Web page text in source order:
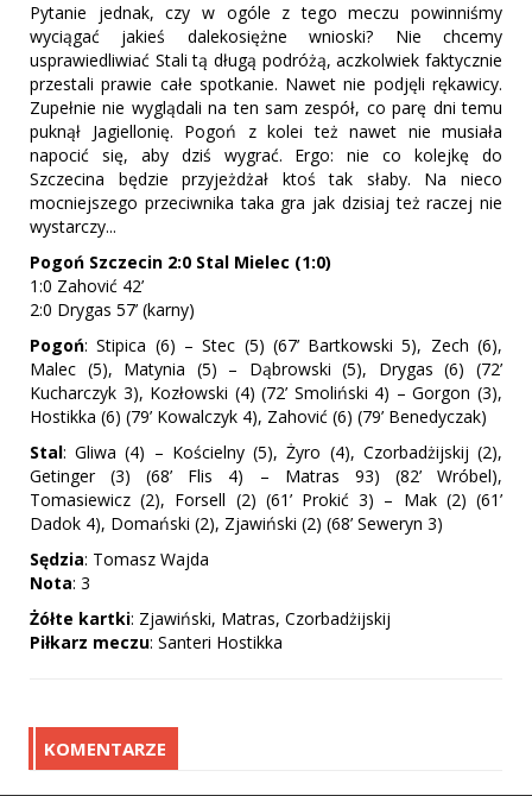
Pytanie jednak, czy w ogóle z tego meczu powinniśmy
wyciągać jakieś dalekosiężne wnioski? Nie chcemy
usprawiedliwiać Stali tą długą podróżą, aczkolwiek faktycznie
przestali prawie całe spotkanie. Nawet nie podjęli rękawicy.
Zupełnie nie wyglądali na ten sam zespół, co parę dni temu
puknął Jagiellonię. Pogoń z kolei też nawet nie musiała
napocić się, aby dziś wygrać. Ergo: nie co kolejkę do
Szczecina będzie przyjeżdżał ktoś tak słaby. Na nieco
mocniejszego przeciwnika taka gra jak dzisiaj też raczej nie
wystarczy...
Pogoń Szczecin 2:0 Stal Mielec (1:0)
1:0 Zahović 42’
2:0 Drygas 57’ (karny)
Pogoń: Stipica (6) – Stec (5) (67’ Bartkowski 5), Zech (6),
Malec (5), Matynia (5) – Dąbrowski (5), Drygas (6) (72’
Kucharczyk 3), Kozłowski (4) (72’ Smoliński 4) – Gorgon (3),
Hostikka (6) (79’ Kowalczyk 4), Zahović (6) (79’ Benedyczak)
Stal: Gliwa (4) – Kościelny (5), Żyro (4), Czorbadżijskij (2),
Getinger (3) (68’ Flis 4) – Matras 93) (82’ Wróbel),
Tomasiewicz (2), Forsell (2) (61’ Prokić 3) – Mak (2) (61’
Dadok 4), Domański (2), Zjawiński (2) (68’ Seweryn 3)
Sędzia: Tomasz Wajda
Nota: 3
Żółte kartki: Zjawiński, Matras, Czorbadżijskij
Piłkarz meczu: Santeri Hostikka
KOMENTARZE